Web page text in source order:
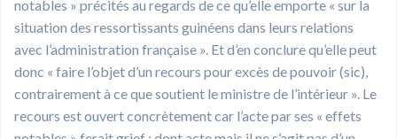
notables » précités au regards de ce qu’elle emporte « sur la
situation des ressortissants guinéens dans leurs relations
avec l’administration française ». Et d’en conclure qu’elle peut
donc « faire l’objet d’un recours pour excès de pouvoir (sic),
contrairement à ce que soutient le ministre de l’intérieur ». Le
recours est ouvert concrètement car l’acte par ses « effets